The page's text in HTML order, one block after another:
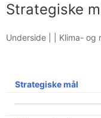
Strategiske
Underside | Klima- og
Strategiske mål